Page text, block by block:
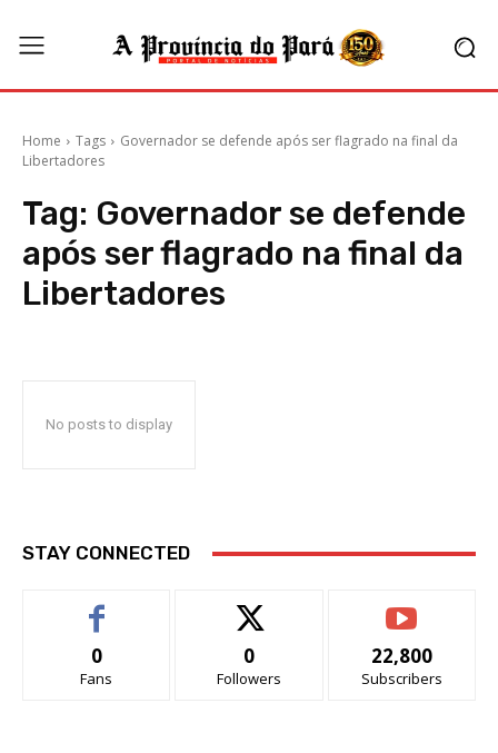
Home Tags
Governador se defende após ser flagrado na final da
Libertadores
Tag: Governador se defende
após ser flagrado na final da
Libertadores
No posts to display
STAY CONNECTED
0
Fans
0
Followers
22,800
Subscribers